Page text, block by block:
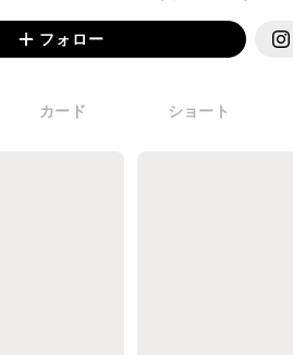
フォロー
カード ショート